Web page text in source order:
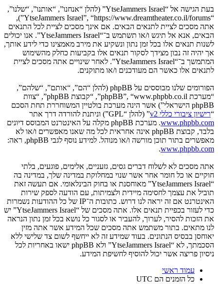
בעת הגישה אל “YtseJammers Israel” (להלן “אנחנו”, “אותנו”, “שלנו”,
“YtseJammers Israel”, “https://www.dreamtheater.co.il/forums”),
אתה מסכים לציית לתנאים הבאים. אם אינך מסכים לציית לכל התנאים
הבאים, אנא אל תיגש ו/או תשתמש ב־“YtseJammers Israel”. אנו יכולים
לשנות תנאים אלו בכל זמן נתון ונשקיע את מירב מאמצינו כדי לידע אותך,
אך יהיה זה נבון מצידך לסקור תנאים אלו בקביעות כחלק מהשימוש
המתמשך ב־“YtseJammers Israel”. לאחר שינויים אתה מסכים לציית
לתנאים אלו כאשר הם מעודכנים ו/או מתוקנים.
הפורומים שלנו מבוססים על phpBB (להלן “הם”, “אותם”, “שלהם”,
“מערכת phpBB”, “www.phpbb.co.il”, “קבוצת phpBB”, “צוות
phpBB הישראלי”) אשר הינה מערכת בולטיין המשוחררת תחת הסכם
“רישיון ציבורי כללי v2
” (להלן “GPL”) וניתנת להורדה דרך אתר
www.phpbb.com
. מערכת phpBB מקלה על האינטרנט המבוסס דיונים
בלבד, קבוצת phpBB אינה אחראית לכל מה שאנו מאפשרים ו/או לא
מאפשרים בתור תוכן מורשה ו/או מנוהל. למידע נוסף לגבי phpBB, ראה:
www.phpbb.com
.
אתה מסכים לא לשלוח דברים גסים, גזעניים, אלימים, פוגעים, בלתי
חוקיים או כל חומר אחר אשר שנוי במחלוקת במדינה שלך, במדינה בה
“YtseJammers Israel” מאוחסנת או בחוק הבינלאומי. אם תעשה זאת
תוביל את עצמך לחסימה מיידית ולצמיתות, עם הודעה לספק שירות
האינטרנט אם זה יראה לנו דרוש. כתובות ה־IP של כל ההודעות נשמרות
כדי לעזור בכפיית תנאים אלו. אתה מסכים של “YtseJammers Israel” יש
את הזכות להסיר, לערוך, להעביר או לסגור כל נושא בכל זמן נתון הנראה
לנו מתאים. בתור משתמש אתה מסכים שכל המידע אשר אתה מזין
יאוחסן בבסיס הנתונים. בעוד שמידע זה לא ייחשף לשום צד שלישי ללא
הסכמתך, לא “YtseJammers Israel” ולא phpBB ישאו באחריות לכל
ניסיון פריצה אשר יכול להוסיף לחשיפת המידע.
עמוד ראשי
כל הזמנים הם UTC